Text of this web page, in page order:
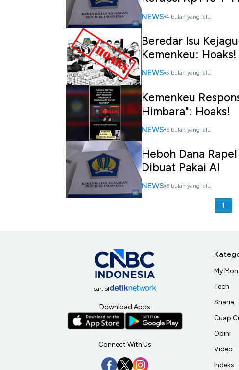
NEWS 4 bulan yang lalu
Beredar Isu
Kemenkeu: Hoaks!
NEWS 5 bulan yang lalu
Kemenkeu
Himbara": Hoaks!
NEWS 6 bulan yang lalu
Heboh Dana
Dibuat Pakai AI
NEWS 6 bulan yang lalu
1
part of
Download Apps
Connect With Us
My
Tech
Sharia
Cuap
Opini
Video
Indeks